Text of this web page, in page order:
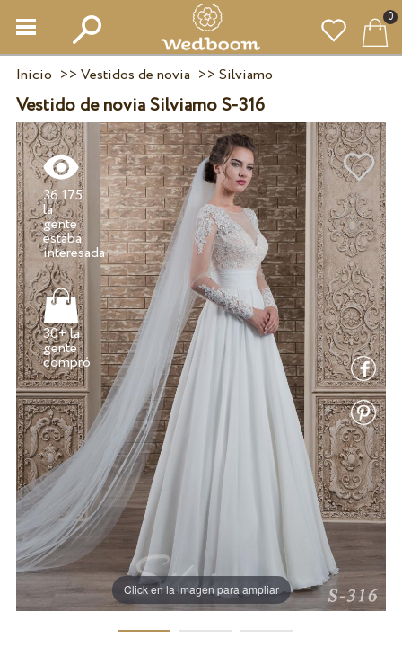
0
Inicio >> Vestidos de novia >> Silviamo
Vestido de novia Silviamo S-316
Click en la imagen para ampliar
36 175
la
gente
estaba
interesada
30+ la
gente